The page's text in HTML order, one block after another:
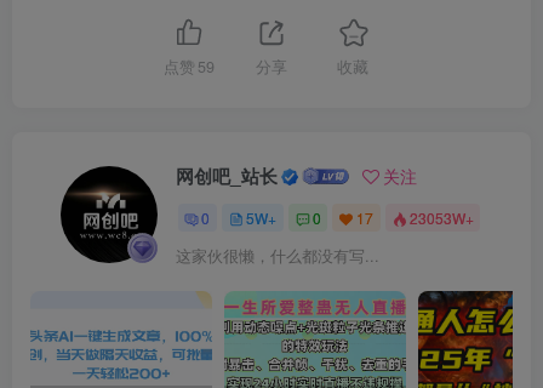
点赞 59 分享 收藏
网创吧_站长 关注
0 5W+ 0 17 23053W+
这家伙很懒，什么都没有写...